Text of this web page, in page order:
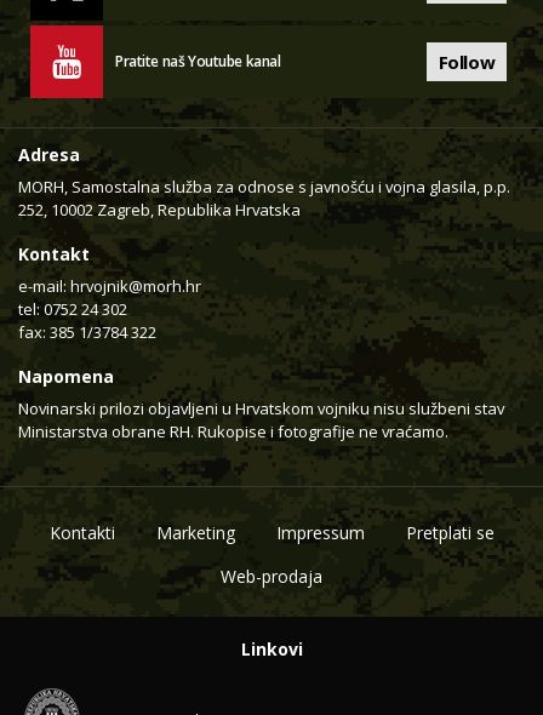
Pratite naš Youtube kanal Follow
Adresa
MORH, Samostalna služba za odnose s javnošću i vojna glasila, p.p.
252, 10002 Zagreb, Republika Hrvatska
Kontakt
e-mail: hrvojnik@morh.hr
tel: 0752 24 302
fax: 385 1/3784 322
Napomena
Novinarski prilozi objavljeni u Hrvatskom vojniku nisu službeni stav
Ministarstva obrane RH. Rukopise i fotografije ne vraćamo.
Kontakti Marketing Impressum
Pretplati se
Web-prodaja
Linkovi